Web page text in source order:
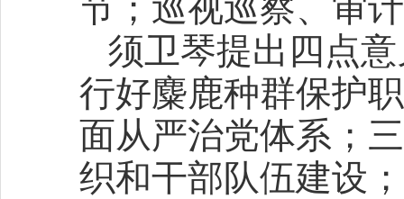
节；巡视巡察、审
须卫琴提出四点
行好麋鹿种群保护
面从严治党体系；
织和干部队伍建设